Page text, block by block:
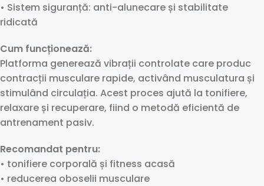
• Sistem siguranță: anti-alunecare și stabilitate
ridicată
Cum funcționează:
Platforma generează vibrații controlate care produc
contracții musculare rapide, activând musculatura și
stimulând circulația. Acest proces ajută la tonifiere,
relaxare și recuperare, fiind o metodă eficientă de
antrenament pasiv.
Recomandat pentru:
• tonifiere corporală și fitness acasă
• reducerea oboselii musculare